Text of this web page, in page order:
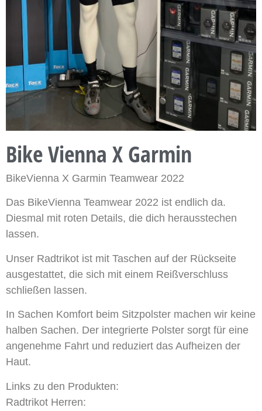
Bike Vienna X Garmin
BikeVienna X Garmin Teamwear 2022
Das BikeVienna Teamwear 2022 ist endlich da.
Diesmal mit roten Details, die dich herausstechen
lassen.
Unser Radtrikot ist mit Taschen auf der Rückseite
ausgestattet, die sich mit einem Reißverschluss
schließen lassen.
In Sachen Komfort beim Sitzpolster machen wir keine
halben Sachen. Der integrierte Polster sorgt für eine
angenehme Fahrt und reduziert das Aufheizen der
Haut.
Links zu den Produkten:
Radtrikot Herren: